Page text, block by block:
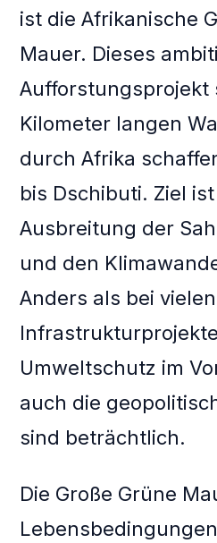
ist die Afrikanische
Mauer. Dieses
Aufforstungsprojekt
Kilometer langen
durch Afrika
bis Dschibuti. Ziel
Ausbreitung der
und den
Anders als bei vielen
Umweltschutz im
auch die
sind beträchtlich.
Die Große Grüne